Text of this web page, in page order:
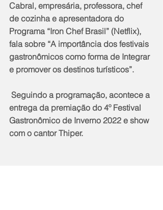
Cabral, empresária, professora, chef
de cozinha e apresentadora do
Programa “Iron Chef Brasil” (Netflix),
fala sobre “A importância dos festivais
gastronômicos como forma de Integrar
e promover os destinos turísticos”.
entrega da premiação do 4º Festival
Gastronômico de Inverno 2022 e show
com o cantor Thiper.